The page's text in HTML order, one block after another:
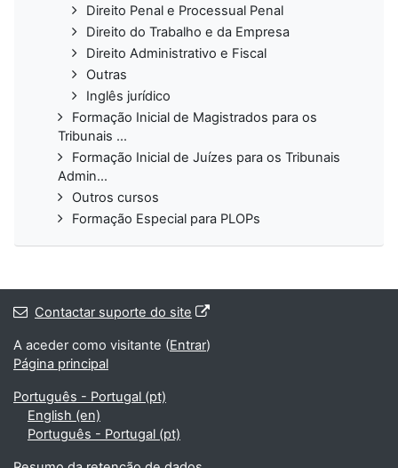
Direito Penal e Processual Penal
Direito do Trabalho e da Empresa
Direito Administrativo e Fiscal
Outras
Inglês jurídico
Formação Inicial de Magistrados para os
Tribunais ...
Formação Inicial de Juízes para os Tribunais
Admin...
Outros cursos
Formação Especial para PLOPs
Contactar suporte do site
A aceder como visitante (Entrar)
Página principal
Português - Portugal ‎(pt)‎
English ‎(en)‎
Português - Portugal ‎(pt)‎